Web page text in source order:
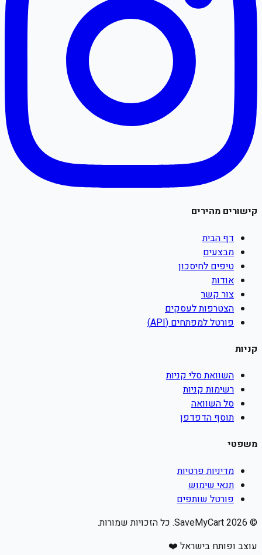
קישורים מהירים
דף הבית
מבצעים
טיפים לחיסכון
אודות
צור קשר
הצטרפות לעסקים
פורטל למפתחים (API)
קניות
השוואת סלי קניות
רשימות קניות
סל השוואה
תוסף הדפדפן
משפטי
מדיניות פרטיות
תנאי שימוש
פורטל שותפים
©
2026
עוצב ופותח בישראל ❤️